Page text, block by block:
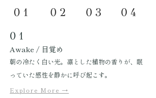
01 02 03 04
01
Awake / 目覚め
朝の冷たく白い光。凛とした植物の香りが、眠
っていた感性を静かに呼び起こす。
Explore More →